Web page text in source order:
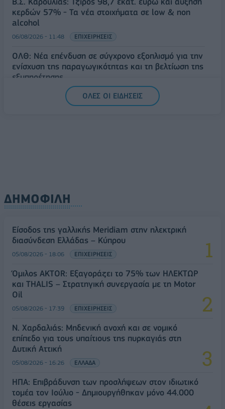
κερδών 57% - Τα νέα στοιχήματα σε low & non
alcohol
06/08/2026 - 11:48 ΕΠΙΧΕΙΡΗΣΕΙΣ
ΟΛΘ: Νέα επένδυση σε σύγχρονο εξοπλισμό για την
ενίσχυση της παραγωγικότητας και τη βελτίωση της
εξυπηρέτησης
ΟΛΕΣ ΟΙ ΕΙΔΗΣΕΙΣ
ΔΗΜΟΦΙΛΗ
Είσοδος της γαλλικής Meridiam στην ηλεκτρική
διασύνδεση Ελλάδας – Κύπρου
05/08/2026 - 18:06 ΕΠΙΧΕΙΡΗΣΕΙΣ
Όμιλος AKTOR: Εξαγοράζει το 75% των ΗΛΕΚΤΩΡ
και THALIS – Στρατηγική συνεργασία με τη Motor
Oil
05/08/2026 - 17:39 ΕΠΙΧΕΙΡΗΣΕΙΣ
Ν. Χαρδαλιάς: Μηδενική ανοχή και σε νομικό
επίπεδο για τους υπαίτιους της πυρκαγιάς στη
Δυτική Αττική
05/08/2026 - 16:26 ΕΛΛΑΔΑ
ΗΠΑ: Επιβράδυνση των προσλήψεων στον ιδιωτικό
τομέα τον Ιούλιο - Δημιουργήθηκαν μόνο 44.000
θέσεις εργασίας